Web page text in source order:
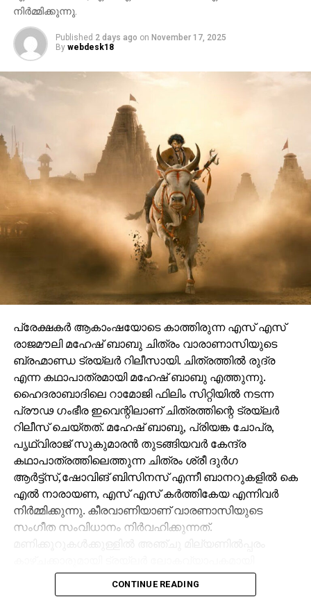
നിർമ്മിക്കുന്നു.
Published 2 days ago on November 17, 2025
By webdesk18
പ്രേക്ഷകർ ആകാംഷയോടെ കാത്തിരുന്ന എസ് എസ്
രാജമൗലി മഹേഷ് ബാബു ചിത്രം വാരാണാസിയുടെ
ബ്രഹ്മാണ്ഡ ട്രയ്ലർ റിലീസായി. ചിത്രത്തിൽ രുദ്ര
എന്ന കഥാപാത്രമായി മഹേഷ് ബാബു എത്തുന്നു.
ഹൈദരാബാദിലെ റാമോജി ഫിലിം സിറ്റിയിൽ നടന്ന
പ്രൗഢ ഗംഭീര ഇവെന്റിലാണ് ചിത്രത്തിന്റെ ട്രയ്ലർ
റിലീസ് ചെയ്തത്. മഹേഷ് ബാബു, പ്രിയങ്ക ചോപ്ര,
പൃഥ്വിരാജ് സുകുമാരൻ തുടങ്ങിയവർ കേന്ദ്ര
കഥാപാത്രത്തിലെത്തുന്ന ചിത്രം ശ്രീ ദുർഗ
ആർട്ട്സ്,ഷോവിങ് ബിസിനസ് എന്നീ ബാനറുകളിൽ കെ
എൽ നാരായണ, എസ് എസ് കർത്തികേയ എന്നിവർ
നിർമ്മിക്കുന്നു. കീരവാണിയാണ് വാരണാസിയുടെ
സംഗീത സംവിധാനം നിർവഹിക്കുന്നത്.
ട്രെൻഡിങ്ങിൽ മുന്നിലാണ്.CONTINUE READING